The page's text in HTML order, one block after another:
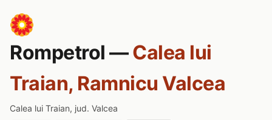
Rompetrol —Calea lui
Traian, Ramnicu Valcea
Calea lui Traian, jud. Valcea